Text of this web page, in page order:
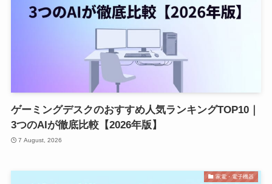
ゲーミングデスクのおすすめ人気ランキングTOP10｜
3つのAIが徹底比較【2026年版】
7 August, 2026
家電・電子機器